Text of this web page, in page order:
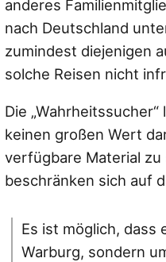
anderes
nach Deutschland
zumindest diejenigen
solche Reisen nicht
Die
keinen großen Wert
verfügbare Material
beschränken sich auf
Es ist möglich, dass
Warburg, sondern